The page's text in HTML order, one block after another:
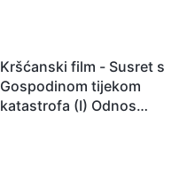
Kršćanski film - Susret s
Gospodinom tijekom
katastrofa (I) Odnos